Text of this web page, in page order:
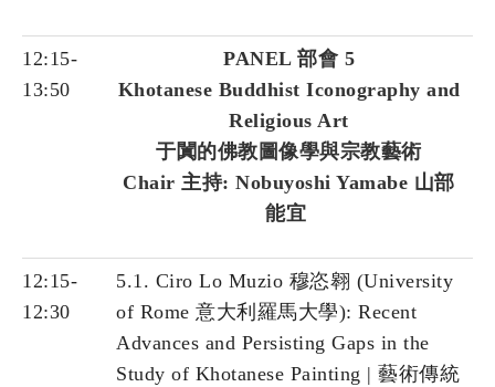
12:15-
13:50
PANEL 部會 5
Khotanese Buddhist Iconography and
Religious Art
于闐的佛教圖像學與宗教藝術
Chair 主持: Nobuyoshi Yamabe 山部
能宜
12:15-
12:30
5.1. Ciro Lo Muzio 穆恣翱 (University
of Rome 意大利羅馬大學): Recent
Advances and Persisting Gaps in the
Study of Khotanese Painting | 藝術傳統